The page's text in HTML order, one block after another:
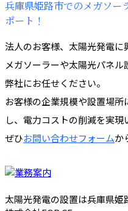
兵庫県姫路市でのメガソー
ポート！
法人のお客様、太陽光発電に
メガソーラーや太陽光パネ
弊社にお任せください。
お客様の企業規模や設置場
し、電力コストの削減を実現
ぜひお問い合わせフォームか
太陽光発電の設置は兵庫県姫